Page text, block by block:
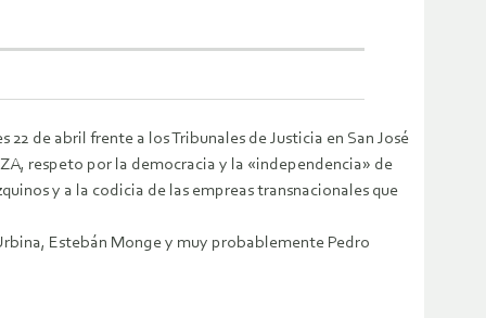
de abril frente a los Tribunales de Justicia en San José
respeto por la democracia y la «independencia» de
y a la codicia de las empreas transnacionales que
Estebán Monge y muy probablemente Pedro